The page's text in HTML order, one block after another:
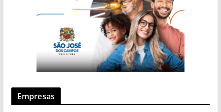
Empresas